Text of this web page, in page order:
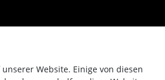
Website. Einige von diesen